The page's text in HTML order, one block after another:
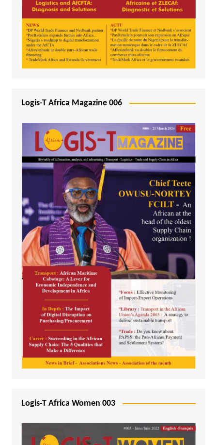
Logis-T Africa Magazine 006
Logis-T Africa Women 003